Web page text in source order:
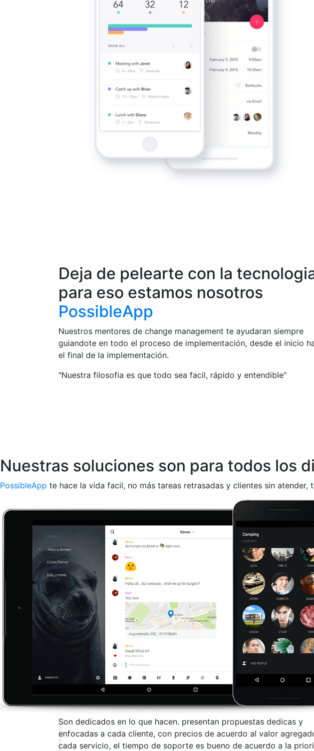
Deja de pelearte con la
para eso estamos nosotros
PossibleApp
Nuestros mentores de change management te ayudaran siempre
guiandote en todo el proceso de implementación, desde el inicio
el final de la implementación.
"Nuestra filosofia es que todo sea facil, rápido y entendible"
Nuestras soluciones son para todos los
PossibleApp te hace la vida facil, no más tareas retrasadas y clientes sin atender,
Me gusta trabajar con ellos por el soporte, tener un soporte
estos tiempos de tecnología es primordial.